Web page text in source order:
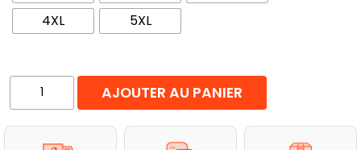
4XL
5XL
quantité
de
Short
AJOUTER AU PANIER